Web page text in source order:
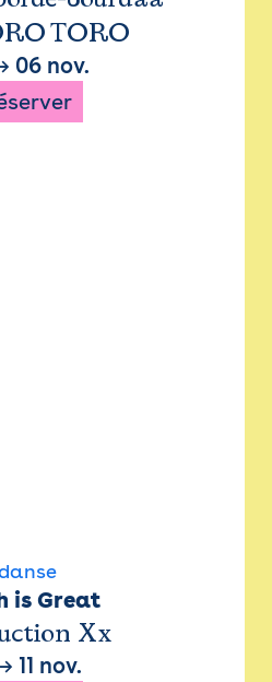
TORO
06 nov.
is Great
Xx
→ 11 nov.